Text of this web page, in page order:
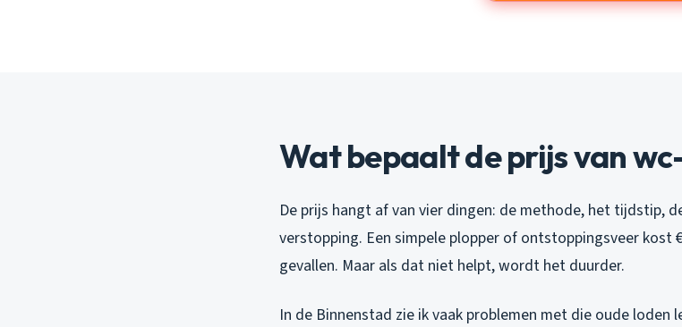
Wat bepaalt de prijs van
De prijs hangt af van vier dingen: de methode, het tijdstip,
verstopping. Een simpele plopper of ontstoppingsveer kost
gevallen. Maar als dat niet helpt, wordt het duurder.
In de Binnenstad zie ik vaak problemen met die oude loden